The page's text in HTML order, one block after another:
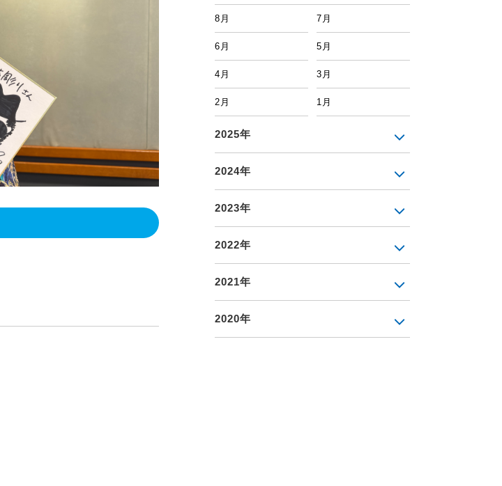
8月 7月
6月 5月
4月 3月
2月 1月
2025年
2024年
2023年
2022年
2021年
2020年